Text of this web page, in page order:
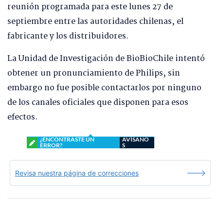
reunión programada para este lunes 27 de
septiembre entre las autoridades chilenas, el
fabricante y los distribuidores.
La Unidad de Investigación de BioBioChile intentó
obtener un pronunciamiento de Philips, sin
embargo no fue posible contactarlos por ninguno
de los canales oficiales que disponen para esos
efectos.
¿ENCONTRASTE UN
ERROR?
AVÍSANO
S
Revisa nuestra página de correcciones